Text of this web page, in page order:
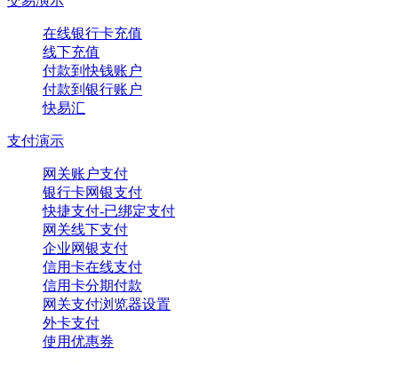
在线银行卡充值
线下充值
付款到快钱账户
付款到银行账户
快易汇
支付演示
网关账户支付
银行卡网银支付
快捷支付-已绑定支付
网关线下支付
企业网银支付
信用卡在线支付
信用卡分期付款
网关支付浏览器设置
外卡支付
使用优惠券